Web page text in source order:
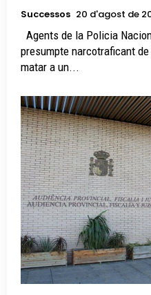
Successos 20 d'agost de
presumpte narcotraficant
matar a un...